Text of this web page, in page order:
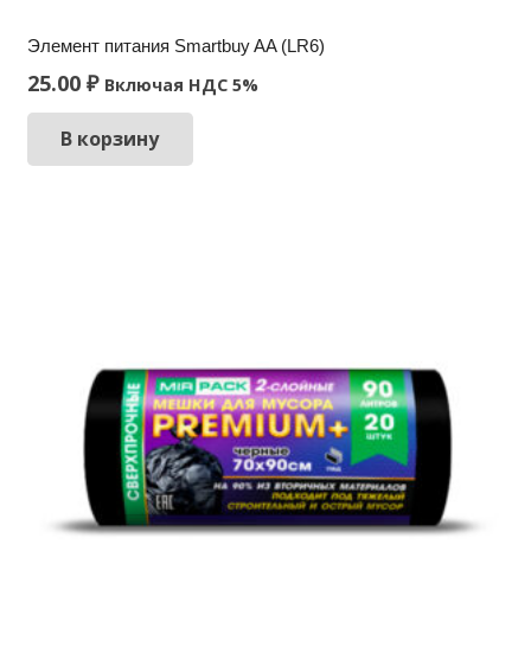
Элемент питания Smartbuy AA (LR6)
25.00 ₽ Включая НДС 5%
В корзину